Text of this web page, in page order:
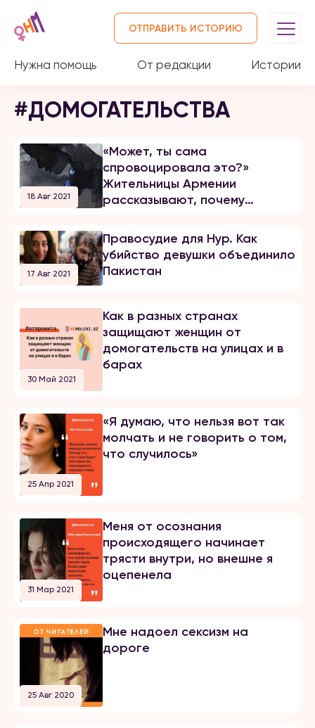
Нужна помощь От редакции Истории
ОТПРАВИТЬ ИСТОРИЮ
#ДОМОГАТЕЛЬСТВА
18 Авг 2021
«Может, ты сама
спровоцировала это?»
Жительницы Армении
рассказывают, почему
сексуальном насилии
17 Авг 2021
Правосудие для Нур. Как
убийство девушки объединило
Пакистан
30 Май 2021
Как в разных странах
защищают женщин от
домогательств на улицах и в
барах
25 Апр 2021
«Я думаю, что нельзя вот так
молчать и не говорить о том,
что случилось»
31 Мар 2021
Меня от осознания
происходящего начинает
трясти внутри, но внешне я
оцепенела
25 Авг 2020
Мне надоел сексизм на
дороге